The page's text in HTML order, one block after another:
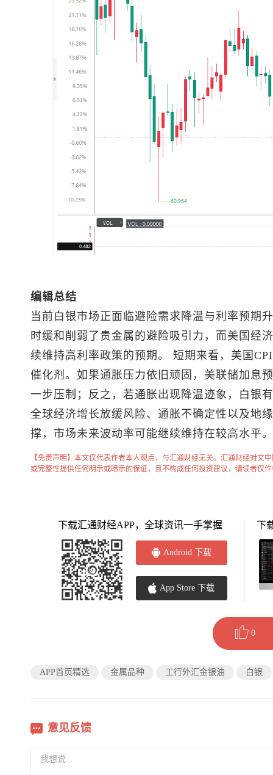
编辑总结
当前白银市场正面临避险需求降温与利率预期
时缓和削弱了贵金属的避险吸引力，而美国经
续维持高利率政策的预期。 短期来看，美国
催化剂。如果通胀压力依旧顽固，美联储加息
一步压制；反之，若通胀出现降温迹象，白银
全球经济增长放缓风险、通胀不确定性以及地
撑，市场未来波动率可能继续维持在较高水平。
【免责声明】本文仅代表作者本人观点，与汇通财经无关。汇通财经对文
或完整性提供任何明示或暗示的保证，且不构成任何投资建议，请读者仅
下载汇通财经APP，全球资讯一手掌握
Android 下载
App Store 下载
下
0
APP首页精选 金属品种 工行外汇金银油 白银
意见反馈